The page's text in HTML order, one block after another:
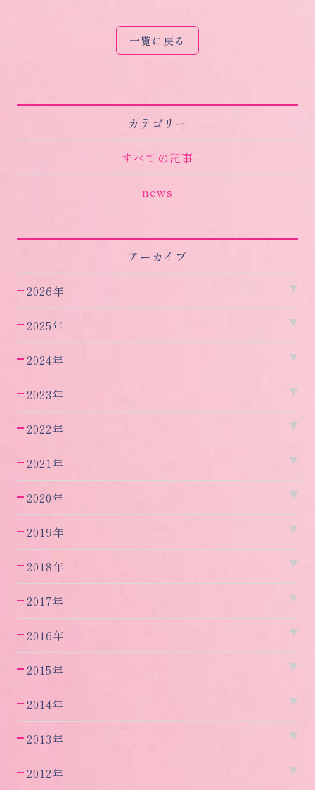
カテゴリー
すべての記事
news
アーカイブ
2026年
2025年
2024年
2023年
2022年
2021年
2020年
2019年
2018年
2017年
2016年
2015年
2014年
2013年
2012年
一覧に戻る